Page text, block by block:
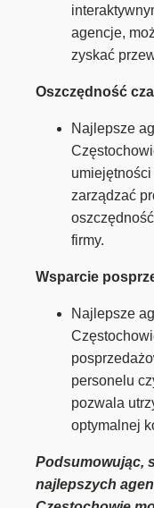
agencje,
zyskać
Oszczędność
Najlepsze
zarządzać
firmy.
Wsparcie
Najlepsze
personelu
pozwala
optymalnej
Podsumowując,
najlepszych